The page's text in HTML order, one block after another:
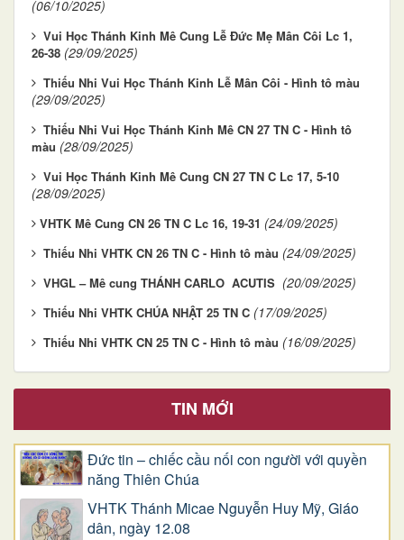
(06/10/2025)
Vui Học Thánh Kinh Mê Cung Lễ Đức Mẹ Mân Côi Lc 1,
26-38 (29/09/2025)
Thiếu Nhi Vui Học Thánh Kinh Lễ Mân Côi - Hình tô màu
(29/09/2025)
Thiếu Nhi Vui Học Thánh Kinh Mê CN 27 TN C - Hình tô
màu (28/09/2025)
Vui Học Thánh Kinh Mê Cung CN 27 TN C Lc 17, 5-10
(28/09/2025)
​​​​​​​VHTK Mê Cung CN 26 TN C Lc 16, 19-31 (24/09/2025)
Thiếu Nhi VHTK CN 26 TN C - Hình tô màu (24/09/2025)
VHGL – Mê cung THÁNH CARLO ACUTIS (20/09/2025)
Thiếu Nhi VHTK CHÚA NHẬT 25 TN C (17/09/2025)
Thiếu Nhi VHTK CN 25 TN C - Hình tô màu (16/09/2025)
TIN MỚI
Đức tin – chiếc cầu nối con người với quyền
năng Thiên Chúa
VHTK Thánh Micae Nguyễn Huy Mỹ, Giáo
dân, ngày 12.08